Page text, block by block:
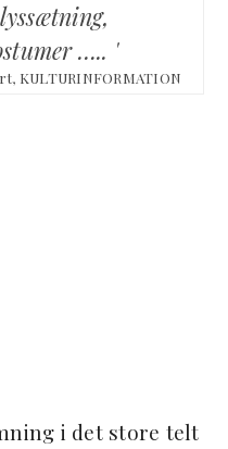
….. '
KULTURINFORMATION
i det store telt